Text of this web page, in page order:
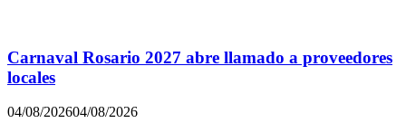
Carnaval Rosario 2027 abre llamado a proveedores
locales
04/08/202604/08/2026